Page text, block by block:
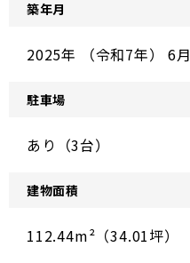
築年月
2025年 （令和7年） 6月
駐車場
あり（3台）
建物面積
112.44m²（34.01坪）